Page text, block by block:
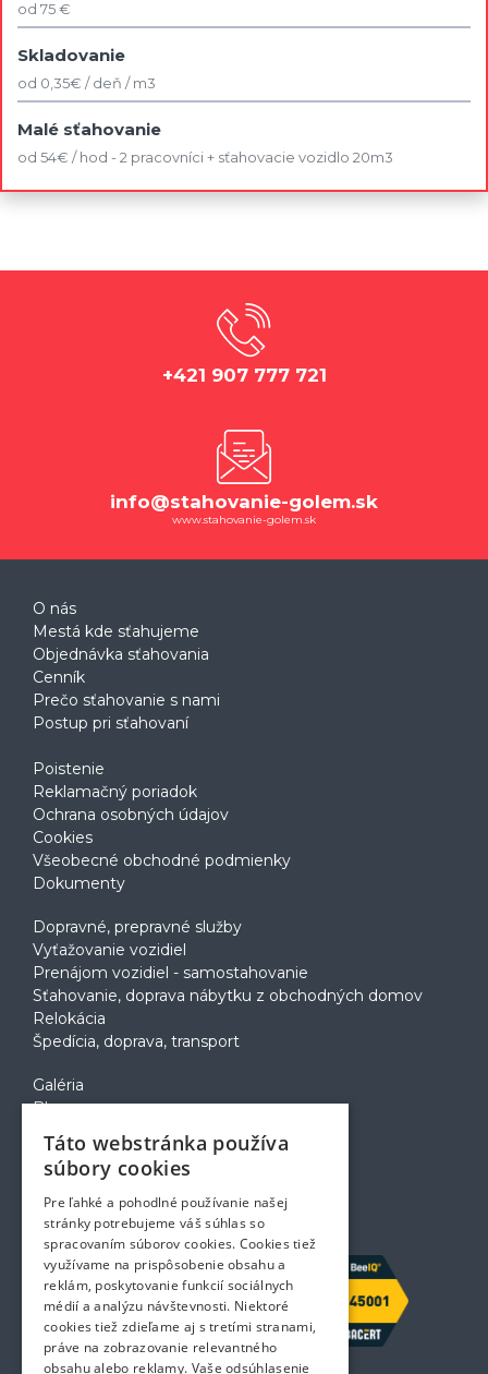
od 75 €
Skladovanie
od 0,35€ / deň / m3
Malé sťahovanie
od 54€ / hod - 2 pracovníci + sťahovacie vozidlo 20m3
+421 907 777 721
info@stahovanie-golem.sk
www.stahovanie-golem.sk
O nás
Mestá kde sťahujeme
Objednávka sťahovania
Cenník
Prečo sťahovanie s nami
Postup pri sťahovaní
Poistenie
Reklamačný poriadok
Ochrana osobných údajov
Cookies
Všeobecné obchodné podmienky
Dokumenty
Dopravné, prepravné služby
Vyťažovanie vozidiel
Prenájom vozidiel - samostahovanie
Sťahovanie, doprava nábytku z obchodných domov
Relokácia
Špedícia, doprava, transport
Galéria
Blog
Voľné pozície
Zapožičanie krabíc
Rady a tipy pri sťahovaní
Prepravný poriadok
Kontakt
Táto webstránka používa
súbory cookies
Pre ľahké a pohodlné používanie našej
stránky potrebujeme váš súhlas so
spracovaním súborov cookies. Cookies tiež
využívame na prispôsobenie obsahu a
reklám, poskytovanie funkcií sociálnych
médií a analýzu návštevnosti. Niektoré
cookies tiež zdieľame aj s tretími stranami,
práve na zobrazovanie relevantného
obsahu alebo reklamy. Vaše odsúhlasenie